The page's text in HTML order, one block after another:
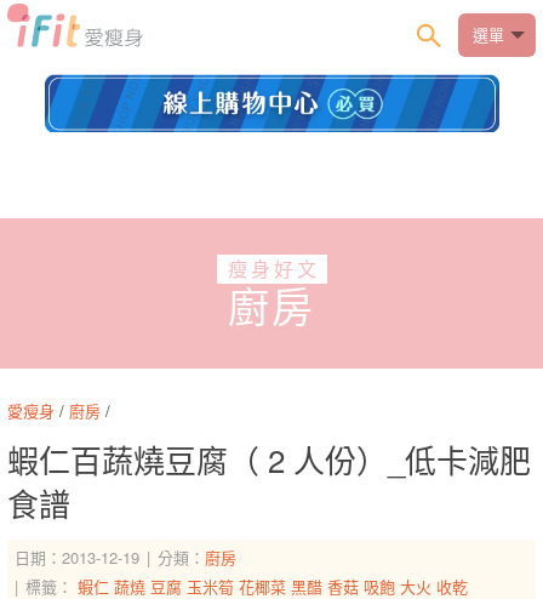
選單
瘦身好文
廚房
愛瘦身 / 廚房 /
蝦仁百蔬燒豆腐（ 2 人份）_低卡減肥
食譜
日期：2013-12-19 分類： 廚房
標籤： 蝦仁 蔬燒 豆腐 玉米筍 花椰菜 黑醋 香菇 吸飽 大火 收乾